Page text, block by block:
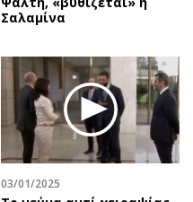
Σαλαμίνα
03/01/2025